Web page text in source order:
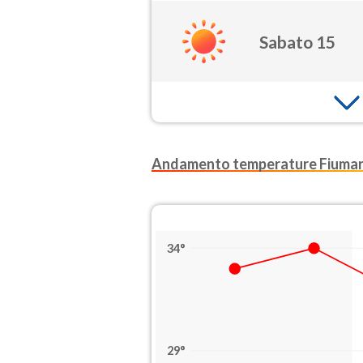
Sabato 15
Andamento temperature
34°
29°